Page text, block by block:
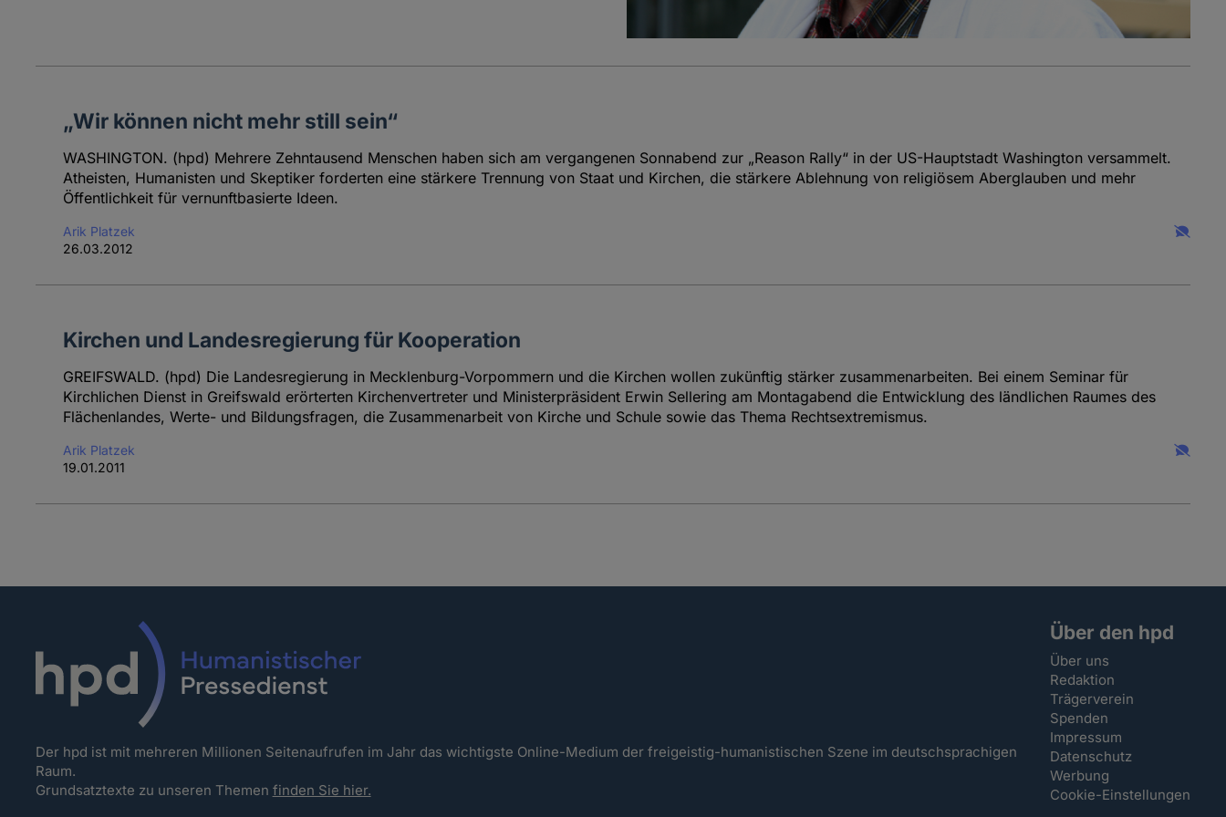
„Wir können nicht mehr still sein“
WASHINGTON. (hpd) Mehrere Zehntausend Menschen haben sich am vergangenen Sonnabend zur „Reason Rally“ in der US-Hauptstadt Washington versammelt.
Atheisten, Humanisten und Skeptiker forderten eine stärkere Trennung von Staat und Kirchen, die stärkere Ablehnung von religiösem Aberglauben und mehr
Öffentlichkeit für vernunftbasierte Ideen.
Arik Platzek
26.03.2012
Kirchen und Landesregierung für Kooperation
GREIFSWALD. (hpd) Die Landesregierung in Mecklenburg-Vorpommern und die Kirchen wollen zukünftig stärker zusammenarbeiten. Bei einem Seminar für
Kirchlichen Dienst in Greifswald erörterten Kirchenvertreter und Ministerpräsident Erwin Sellering am Montagabend die Entwicklung des ländlichen Raumes des
Flächenlandes, Werte- und Bildungsfragen, die Zusammenarbeit von Kirche und Schule sowie das Thema Rechtsextremismus.
Arik Platzek
19.01.2011
Der hpd ist mit mehreren Millionen Seitenaufrufen im Jahr das wichtigste Online-Medium der freigeistig-humanistischen Szene im deutschsprachigen
Raum.
Grundsatztexte zu unseren Themen finden Sie hier.
Über den hpd
Über uns
Redaktion
Trägerverein
Spenden
Impressum
Datenschutz
Werbung
Cookie-Einstellungen